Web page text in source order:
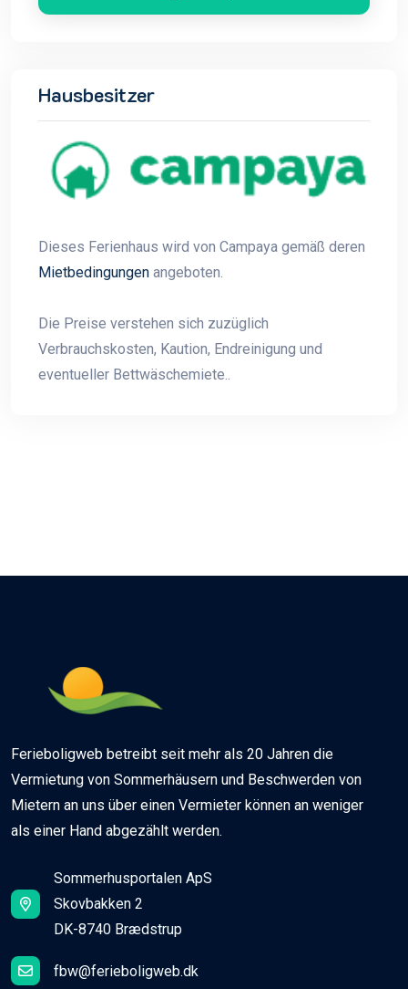
Hausbesitzer
Dieses Ferienhaus wird von Campaya gemäß deren
Mietbedingungen angeboten.
Die Preise verstehen sich zuzüglich
Verbrauchskosten, Kaution, Endreinigung und
eventueller Bettwäschemiete..
Ferieboligweb betreibt seit mehr als 20 Jahren die
Vermietung von Sommerhäusern und Beschwerden von
Mietern an uns über einen Vermieter können an weniger
als einer Hand abgezählt werden.
Sommerhusportalen ApS
Skovbakken 2
DK-8740 Brædstrup
fbw@ferieboligweb.dk